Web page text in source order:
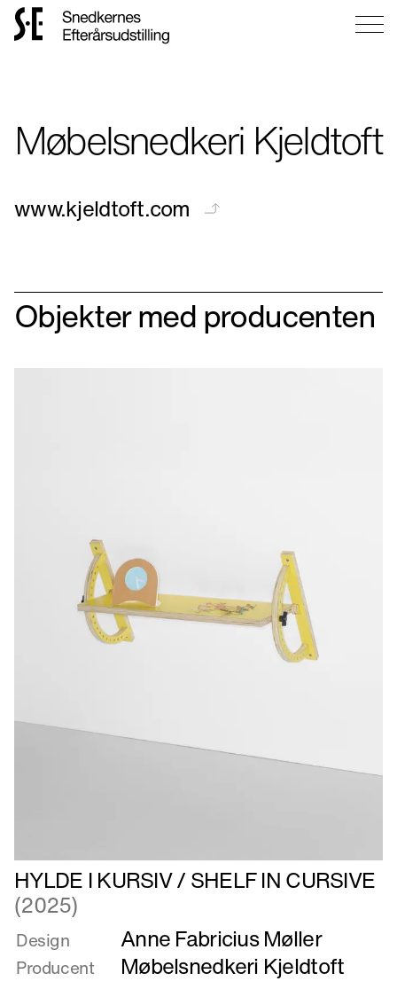
Møbelsnedkeri Kjeldtoft
www.kjeldtoft.com
Objekter med producenten
Læs
mere
om
HYLDE
KURSIV
HYLDE I KURSIV / SHELF IN CURSIVE
(2025)
Design Anne Fabricius Møller
Producent Møbelsnedkeri Kjeldtoft